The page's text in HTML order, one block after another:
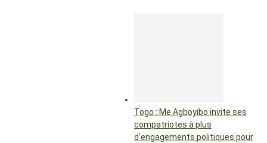
Togo : Me Agboyibo invite ses
compatriotes à plus
d’engagements politiques pour